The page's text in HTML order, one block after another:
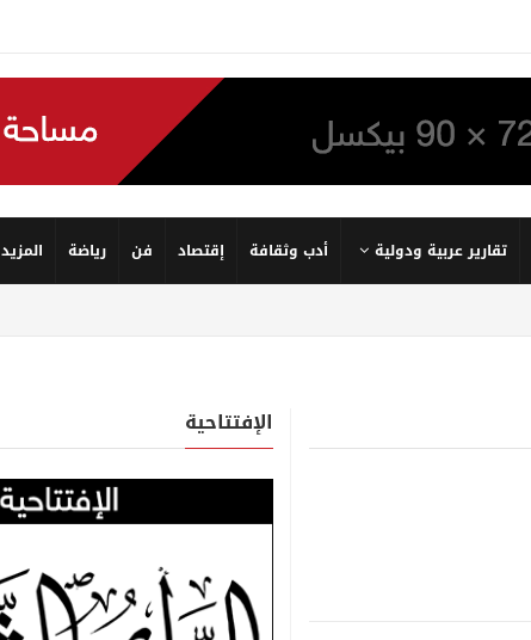
تقارير عربية ودولية أدب وثقافة إقتصاد فن رياضة المزيد
الإفتتاحية